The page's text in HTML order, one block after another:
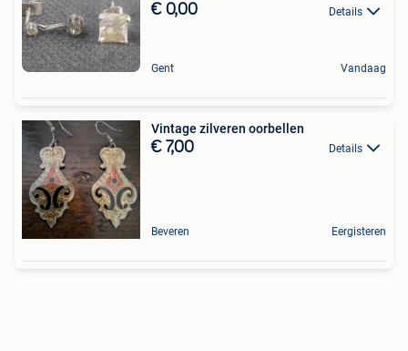
€ 0,00 Details
Gent Vandaag
Vintage zilveren oorbellen
€ 7,00 Details
Beveren Eergisteren